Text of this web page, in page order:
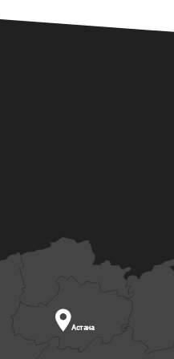
Астана